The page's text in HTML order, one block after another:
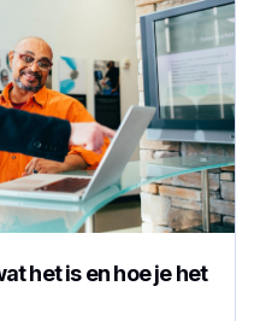
het is en hoe je het